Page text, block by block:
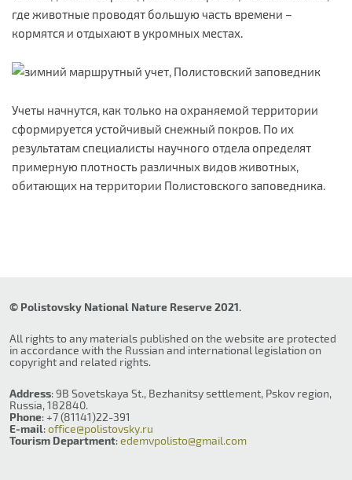
где животные проводят большую часть времени –
кормятся и отдыхают в укромных местах.
Учеты начнутся, как только на охраняемой территории
сформируется устойчивый снежный покров. По их
результатам специалисты научного отдела определят
примерную плотность различных видов животных,
обитающих на территории Полистовского заповедника.
© Polistovsky National Nature Reserve 2021.
All rights to any materials published on the website are protected
in accordance with the Russian and international legislation on
copyright and related rights.
Address: 9B Sovetskaya St., Bezhanitsy settlement, Pskov region,
Russia, 182840.
Phone: +7 (81141)22-391
E-mail:office@polistovsky.ru
Tourism Department:edemvpolisto@gmail.com